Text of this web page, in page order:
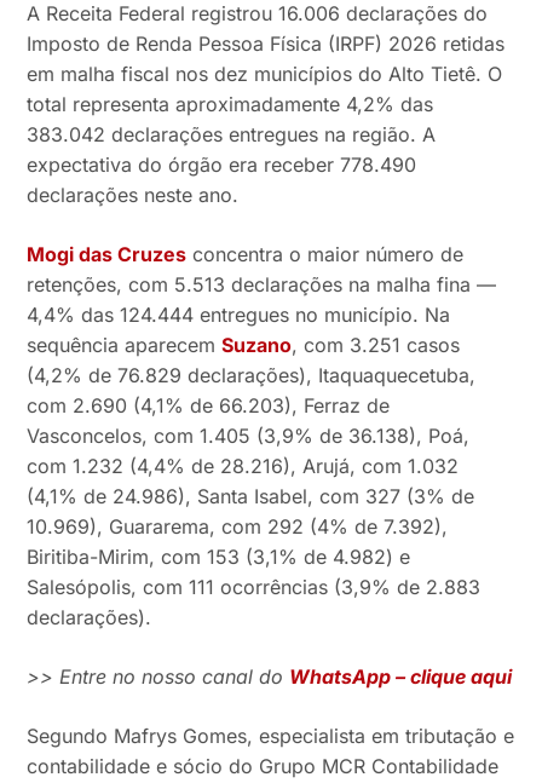
A Receita Federal registrou 16.006 declarações do
Imposto de Renda Pessoa Física (IRPF) 2026 retidas
em malha fiscal nos dez municípios do Alto Tietê. O
total representa aproximadamente 4,2% das
383.042 declarações entregues na região. A
expectativa do órgão era receber 778.490
declarações neste ano.
Mogi das Cruzes concentra o maior número de
retenções, com 5.513 declarações na malha fina —
4,4% das 124.444 entregues no município. Na
sequência aparecemSuzano, com 3.251 casos
(4,2% de 76.829 declarações), Itaquaquecetuba,
com 2.690 (4,1% de 66.203), Ferraz de
Vasconcelos, com 1.405 (3,9% de 36.138), Poá,
com 1.232 (4,4% de 28.216), Arujá, com 1.032
(4,1% de 24.986), Santa Isabel, com 327 (3% de
10.969), Guararema, com 292 (4% de 7.392),
Biritiba-Mirim, com 153 (3,1% de 4.982) e
Salesópolis, com 111 ocorrências (3,9% de 2.883
declarações).
>> Entre no nosso canal do WhatsApp – clique aqui
Segundo Mafrys Gomes, especialista em tributação e
contabilidade e sócio do Grupo MCR Contabilidade